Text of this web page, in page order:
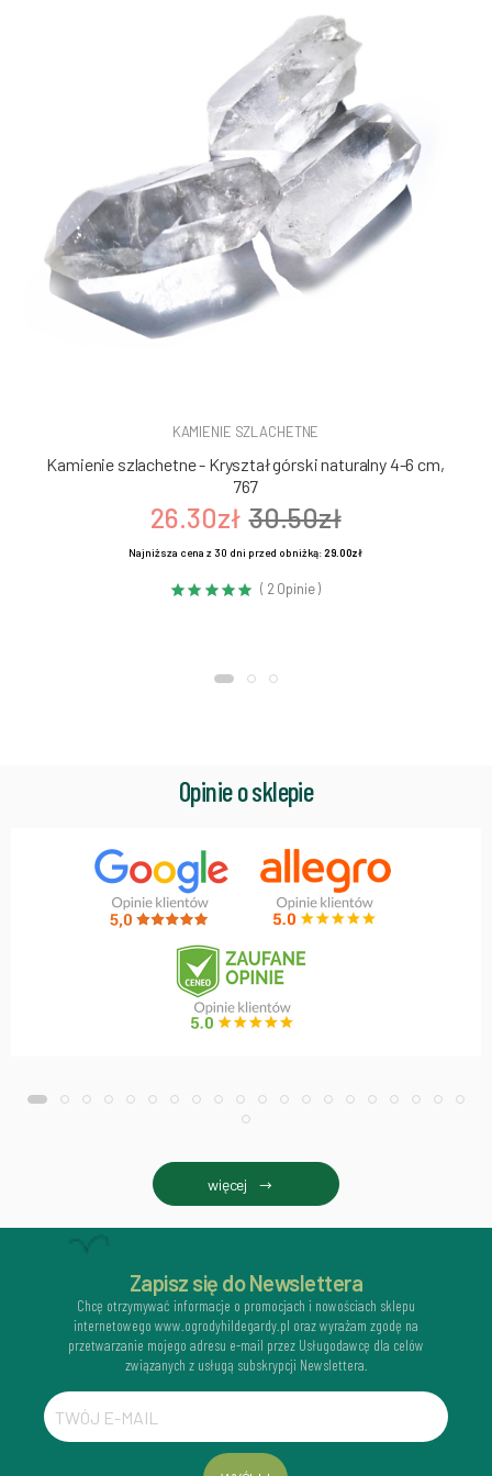
KAMIENIE SZLACHETNE
Kamienie szlachetne - Kryształ górski naturalny 4-6 cm,
767
26.30zł 30.50zł
Najniższa cena z 30 dni przed obniżką:29.00zł
( 2 Opinie )
Opinie o sklepie
więcej
Zapisz się do Newslettera
Chcę otrzymywać informacje o promocjach i nowościach sklepu
internetowego www.ogrodyhildegardy.pl oraz wyrażam zgodę na
przetwarzanie mojego adresu e-mail przez Usługodawcę dla celów
związanych z usługą subskrypcji Newslettera.